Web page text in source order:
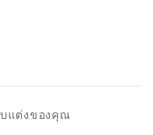
แต่งของคุณ